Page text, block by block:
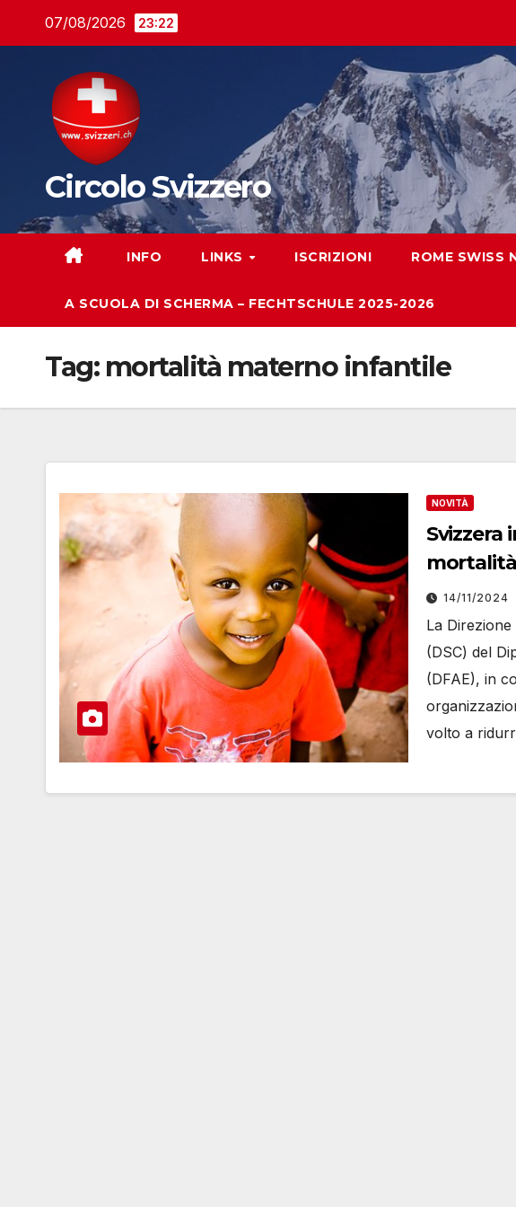
07/08/2026 23:22
Circolo Svizzero
INFO LINKS ISCRIZIONI ROME SWISS
A SCUOLA DI SCHERMA – FECHTSCHULE 2025-2026
Tag: mortalità materno infantile
NOVITÀ
Congo
14/11/2024
La
(DSC) del
(DFAE), in
volto a